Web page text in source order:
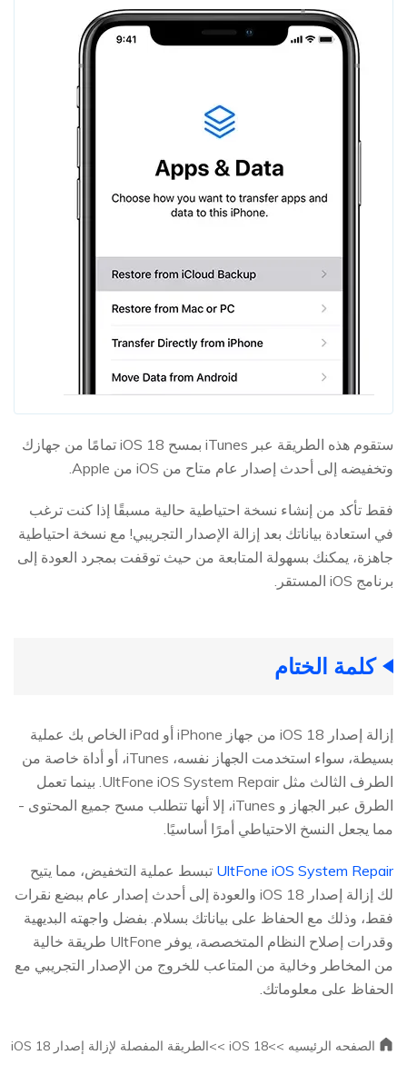
ستقوم هذه الطريقة عبر iTunes بمسح iOS 18 تمامًا من جهازك
وتخفيضه إلى أحدث إصدار عام متاح من iOS من Apple.
فقط تأكد من إنشاء نسخة احتياطية حالية مسبقًا إذا كنت ترغب
في استعادة بياناتك بعد إزالة الإصدار التجريبي! مع نسخة احتياطية
جاهزة، يمكنك بسهولة المتابعة من حيث توقفت بمجرد العودة إلى
برنامج iOS المستقر.
كلمة الختام
إزالة إصدار iOS 18 من جهاز iPhone أو iPad الخاص بك عملية
بسيطة، سواء استخدمت الجهاز نفسه، iTunes، أو أداة خاصة من
الطرف الثالث مثل UltFone iOS System Repair. بينما تعمل
الطرق عبر الجهاز و iTunes، إلا أنها تتطلب مسح جميع المحتوى -
مما يجعل النسخ الاحتياطي أمرًا أساسيًا.
UltFone iOS System Repair تبسط عملية التخفيض، مما يتيح
لك إزالة إصدار iOS 18 والعودة إلى أحدث إصدار عام ببضع نقرات
فقط، وذلك مع الحفاظ على بياناتك بسلام. بفضل واجهته البديهية
وقدرات إصلاح النظام المتخصصة، يوفر UltFone طريقة خالية
من المخاطر وخالية من المتاعب للخروج من الإصدار التجريبي مع
الحفاظ على معلوماتك.
الصفحه الرئيسيه >>iOS 18 >> الطريقة المفصلة لإزالة إصدار iOS 18